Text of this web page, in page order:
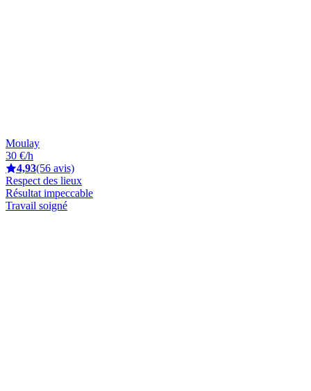
Moulay
30 €/h
4,93(56 avis)
Respect des lieux
Résultat impeccable
Travail soigné